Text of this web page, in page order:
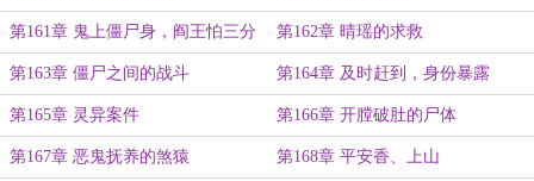
第161章 鬼上僵尸身，阎王怕三分 第162章 晴瑶的求救
第163章 僵尸之间的战斗 第164章 及时赶到，身份暴露
第165章 灵异案件 第166章 开膛破肚的尸体
第167章 恶鬼抚养的煞猿 第168章 平安香、上山